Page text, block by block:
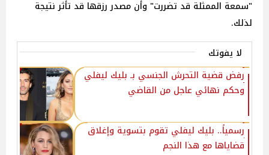
"سمعة الممثلة قد تضررت" وأن مصدر رزقها قد تأثر نتيجة
لذلك.
لا يفوتك
رفض قضية التحرش الجنسي بـ بليك ليفلي
وحكم نهائي عاجل من القاضي
رسمياً.. بليك ليفلي تقوم بتسوية وإغلاق
قضاياها مع هذا النجم